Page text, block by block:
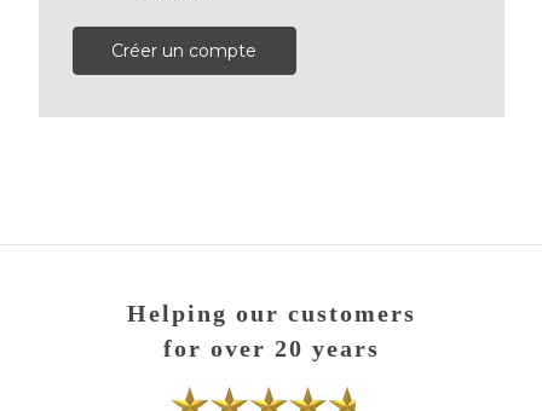
Créer un compte
Helping our customers
for over 20 years